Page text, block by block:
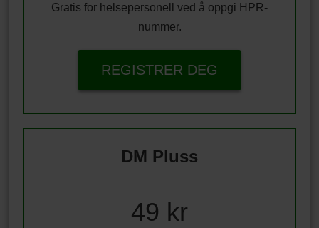
Gratis for helsepersonell ved å oppgi HPR-
nummer.
REGISTRER DEG
DM Pluss
49 kr